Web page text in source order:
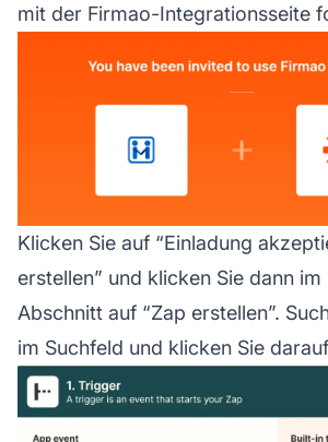
mit der Firmao-Integrationsseite
Klicken Sie auf “Einladung
erstellen” und klicken Sie dann im
Abschnitt auf “Zap erstellen”.
im Suchfeld und klicken Sie